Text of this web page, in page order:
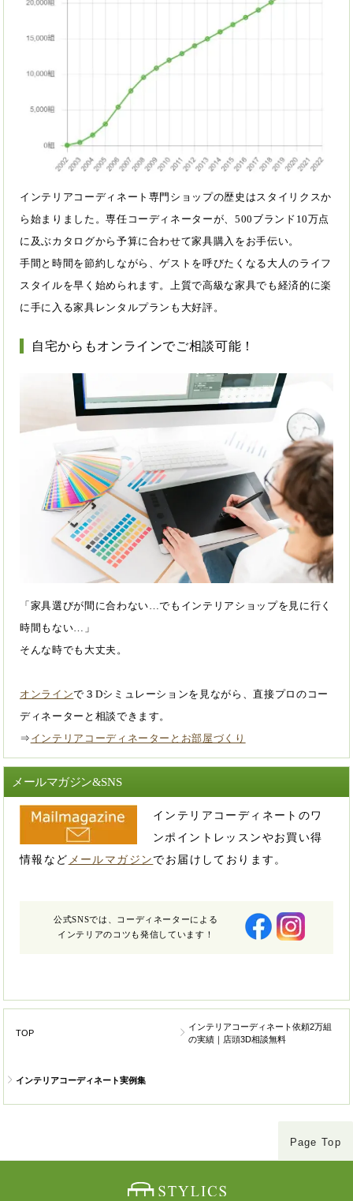
インテリアコーディネート専門ショップの歴史はスタイリクスか
ら始まりました。専任コーディネーターが、500ブランド10万点
に及ぶカタログから予算に合わせて家具購入をお手伝い。
手間と時間を節約しながら、ゲストを呼びたくなる大人のライフ
スタイルを早く始められます。上質で高級な家具でも経済的に楽
に手に入る家具レンタルプランも大好評。
自宅からもオンラインでご相談可能！
「家具選びが間に合わない…でもインテリアショップを見に行く
時間もない…」
そんな時でも大丈夫。
オンラインで３Dシミュレーションを見ながら、直接プロのコー
ディネーターと相談できます。
⇒ インテリアコーディネーターとお部屋づくり
メールマガジン&SNS
インテリアコーディネートのワ
ンポイントレッスンやお買い得
情報など メールマガジン でお届けしております。
公式SNSでは、コーディネーターによる
インテリアのコツも発信しています！
TOP
インテリアコーディネート依頼2万組
の実績｜店頭3D相談無料
インテリアコーディネート実例集
Page Top